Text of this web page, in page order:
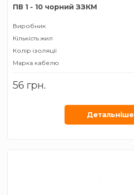
ПВ 1 - 10 чорний ЗЗКМ
Виробник
Кількість жил
Колір ізоляції
Марка кабелю
Січення жили
56 грн.
Детальнiше